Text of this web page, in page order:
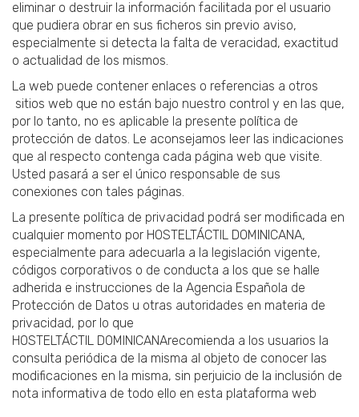
eliminar o destruir la información facilitada por el usuario
que pudiera obrar en sus ficheros sin previo aviso,
especialmente si detecta la falta de veracidad, exactitud
o actualidad de los mismos.
La web puede contener enlaces o referencias a otros
sitios web que no están bajo nuestro control y en las que,
por lo tanto, no es aplicable la presente política de
protección de datos. Le aconsejamos leer las indicaciones
que al respecto contenga cada página web que visite.
Usted pasará a ser el único responsable de sus
conexiones con tales páginas.
La presente política de privacidad podrá ser modificada en
cualquier momento por HOSTELTÁCTIL DOMINICANA,
especialmente para adecuarla a la legislación vigente,
códigos corporativos o de conducta a los que se halle
adherida e instrucciones de la Agencia Española de
Protección de Datos u otras autoridades en materia de
privacidad, por lo que
HOSTELTÁCTIL DOMINICANArecomienda a los usuarios la
consulta periódica de la misma al objeto de conocer las
modificaciones en la misma, sin perjuicio de la inclusión de
nota informativa de todo ello en esta plataforma web